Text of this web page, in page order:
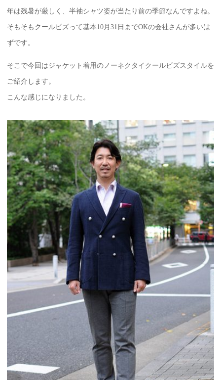
年は残暑が厳しく、半袖シャツ姿が当たり前の季節なんですよね。
そもそもクールビズって基本10月31日までOKの会社さんが多いは
ずです。
そこで今回はジャケット着用のノーネクタイクールビズスタイルを
ご紹介します。
こんな感じになりました。